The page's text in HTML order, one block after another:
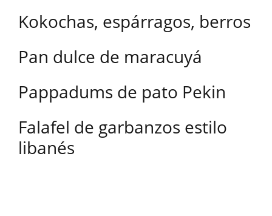
Kokochas, espárragos, berros
Pan dulce de maracuyá
Pappadums de pato Pekin
Falafel de garbanzos estilo
libanés